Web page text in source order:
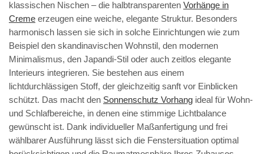
klassischen Nischen – die halbtransparenten Vorhänge in
Creme erzeugen eine weiche, elegante Struktur. Besonders
harmonisch lassen sie sich in solche Einrichtungen wie zum
Beispiel den skandinavischen Wohnstil, den modernen
Minimalismus, den Japandi-Stil oder auch zeitlos elegante
Interieurs integrieren. Sie bestehen aus einem
lichtdurchlässigen Stoff, der gleichzeitig sanft vor Einblicken
schützt. Das macht den Sonnenschutz Vorhang ideal für Wohn-
und Schlafbereiche, in denen eine stimmige Lichtbalance
gewünscht ist. Dank individueller Maßanfertigung und frei
wählbarer Ausführung lässt sich die Fenstersituation optimal